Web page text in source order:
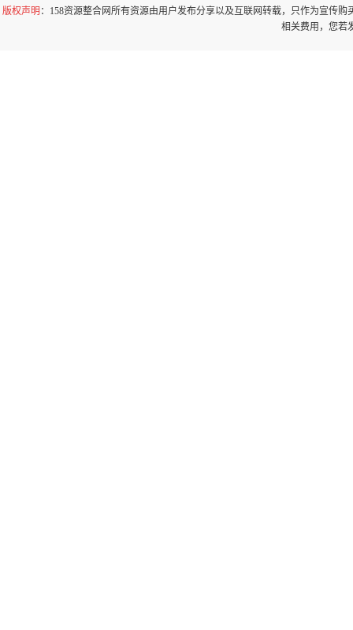
版权声明 ：158资源整合网所有资源由用户发布分享以及互联网转载，只作为宣传
相关费用，您若